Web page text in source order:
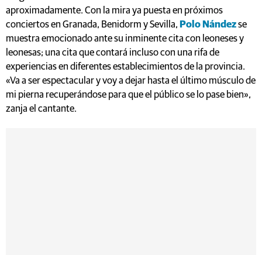
aproximadamente. Con la mira ya puesta en próximos
conciertos en Granada, Benidorm y Sevilla, Polo Nándezse
muestra emocionado ante su inminente cita con leoneses y
leonesas; una cita que contará incluso con una rifa de
experiencias en diferentes establecimientos de la provincia.
«Va a ser espectacular y voy a dejar hasta el último músculo de
mi pierna recuperándose para que el público se lo pase bien»,
zanja el cantante.